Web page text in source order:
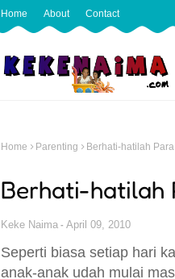
Home About Contact
Home Parenting Berhati-hatilah
Berhati-hatilah
Keke Naima April 09, 2010
Seperti biasa setiap hari
anak-anak udah mulai